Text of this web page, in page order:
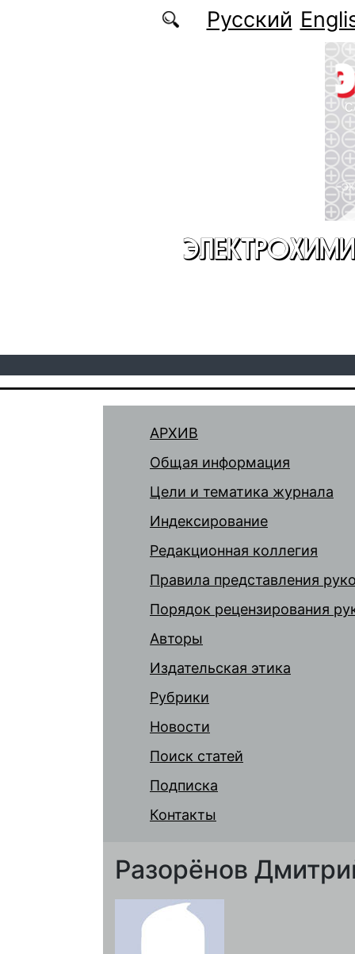
Перейти к основному содержаниюРусский
АРХИВ
Общая информация
Цели и тематика журнала
Индексирование
Редакционная коллегия
Правила представления
Порядок рецензирования
Авторы
Издательская этика
Рубрики
Новости
Поиск статей
Подписка
Контакты
Разорёнов